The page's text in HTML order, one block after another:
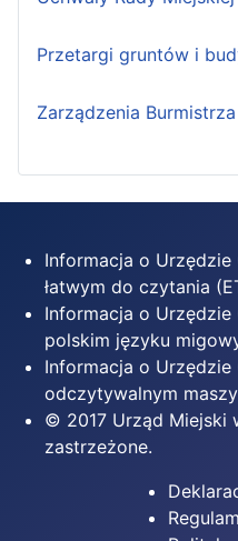
Przetargi gruntów i
Zarządzenia
Informacja o
łatwym do czytania
Informacja o
polskim języku
Informacja o
odczytywalnym
© 2017 Urząd Miejski
zastrzeżone.